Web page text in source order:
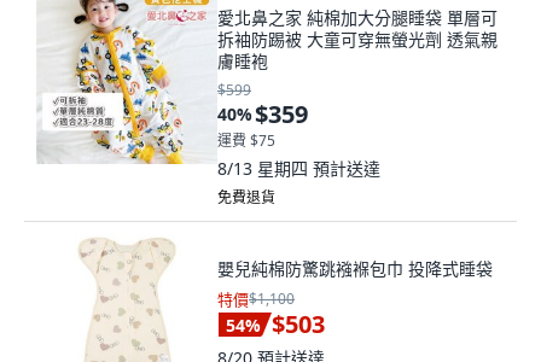
愛北鼻之家 純棉加大分腿睡袋 單層可
拆袖防踢被 大童可穿無螢光劑 透氣親
膚睡袍
$599
40%$359
運費 $75
8/13 星期四 預計送達
免費退貨
嬰兒純棉防驚跳襁褓包巾 投降式睡袋
特價$1,100
54% $503